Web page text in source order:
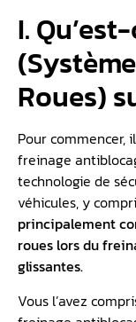
I.
Roues)
Pour commencer,
freinage
technologie de
véhicules, y
principalement
roues lors du
glissantes.
Vous l’avez